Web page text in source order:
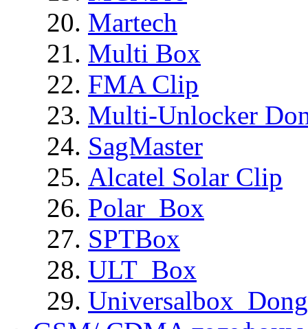
Martech
Multi Box
FMA Clip
Multi-Unlocker
SagMaster
Alcatel Solar Clip
Polar_Box
SPTBox
ULT_Box